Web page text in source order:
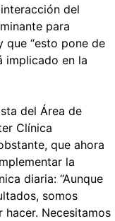
del
para
que “esto pone de
implicado en la
del Área de
Clínica
que ahora
la
diaria: “Aunque
somos
Necesitamos